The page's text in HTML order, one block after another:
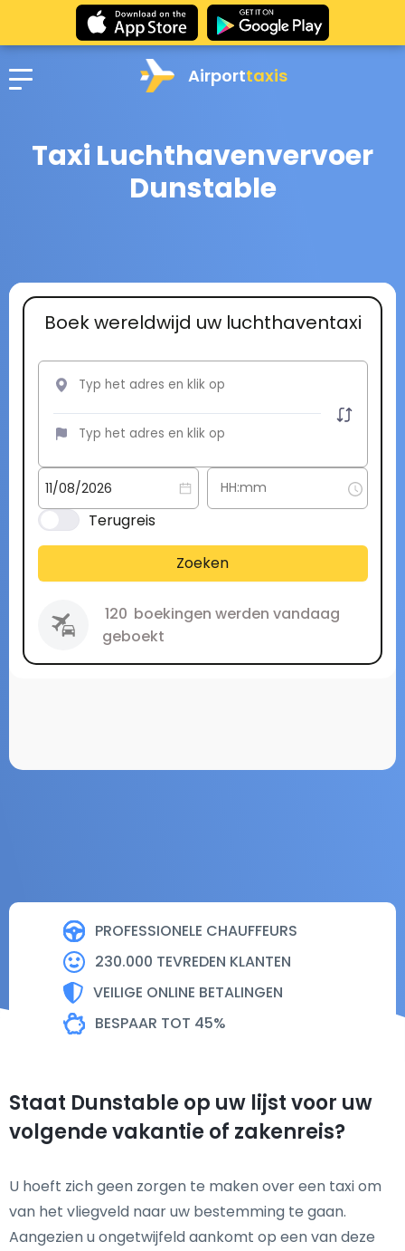
Airporttaxis
Taxi Luchthavenvervoer
Dunstable
PROFESSIONELE CHAUFFEURS
230.000 TEVREDEN KLANTEN
VEILIGE ONLINE BETALINGEN
BESPAAR TOT 45%
Boek wereldwijd uw luchthaventaxi
Terugreis
Zoeken
120 boekingen werden vandaag
geboekt
Staat Dunstable op uw lijst voor uw
volgende vakantie of zakenreis?
U hoeft zich geen zorgen te maken over een taxi om
van het vliegveld naar uw bestemming te gaan.
Aangezien u ongetwijfeld aankomt op een van deze